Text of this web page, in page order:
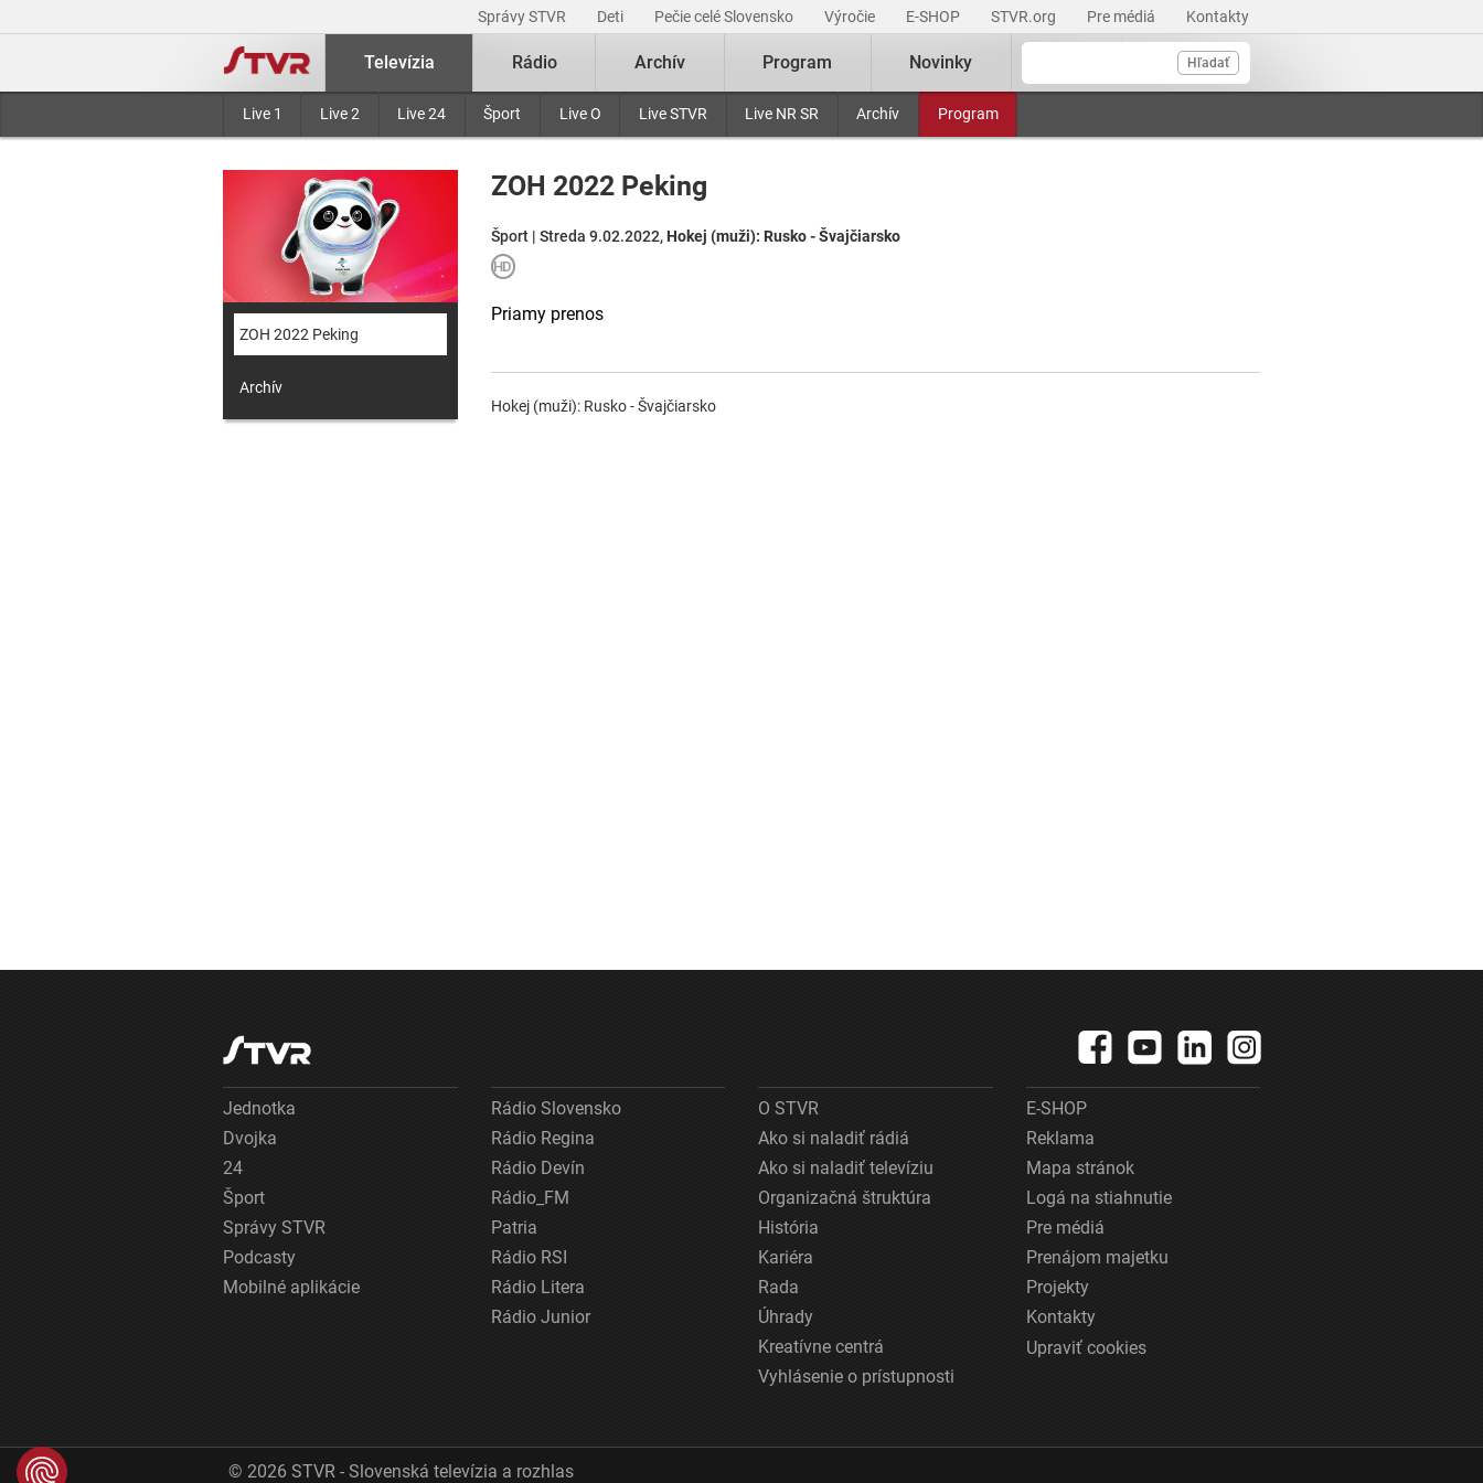
Správy STVR Deti Pečie celé Slovensko Výročie E-SHOP STVR.org Pre médiá Kontakty
Hľadať
Televízia
Live 1 Live 2 Live 24 Šport Live O Live STVR Live NR SR Archív Program
Rádio Archív Program Novinky
ZOH 2022 Peking
Archív
ZOH 2022 Peking
Šport | Streda 9.02.2022, Hokej (muži): Rusko - Švajčiarsko
Priamy prenos
Hokej (muži): Rusko - Švajčiarsko
Jednotka
Dvojka
24
Šport
Správy STVR
Podcasty
Mobilné aplikácie
Rádio Slovensko
Rádio Regina
Rádio Devín
Rádio_FM
Patria
Rádio RSI
Rádio Litera
Rádio Junior
O STVR
Ako si naladiť rádiá
Ako si naladiť televíziu
Organizačná štruktúra
História
Kariéra
Rada
Úhrady
Kreatívne centrá
Vyhlásenie o prístupnosti
E-SHOP
Reklama
Mapa stránok
Logá na stiahnutie
Pre médiá
Prenájom majetku
Projekty
Kontakty
Upraviť cookies
© 2026 STVR - Slovenská televízia a rozhlas